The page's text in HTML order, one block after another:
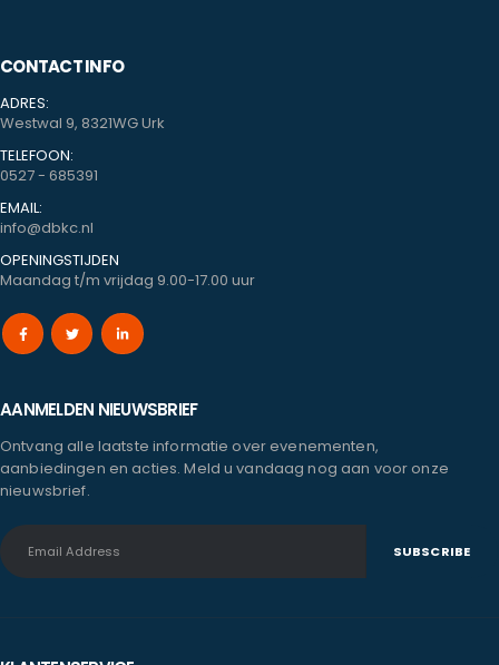
CONTACT INFO
ADRES:
Westwal 9, 8321WG Urk
TELEFOON:
0527 - 685391
EMAIL:
info@dbkc.nl
OPENINGSTIJDEN
Maandag t/m vrijdag 9.00-17.00 uur
AANMELDEN NIEUWSBRIEF
Ontvang alle laatste informatie over evenementen,
aanbiedingen en acties. Meld u vandaag nog aan voor onze
nieuwsbrief.